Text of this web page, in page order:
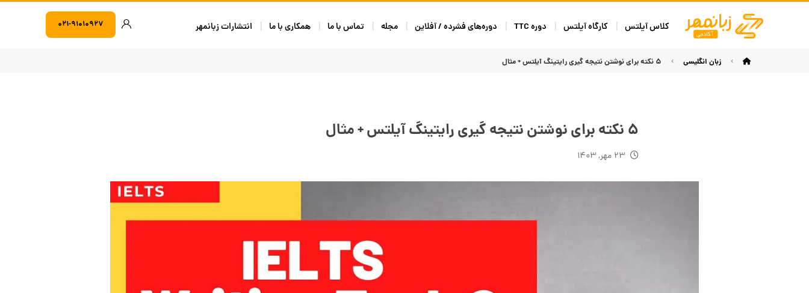
کلاس آیلتس کارگاه آیلتس دوره TTC دوره‌های فشرده / آفلاین مجله تماس با ما همکاری با ما انتشارات زبانمهر ۰۲۱-۹۱۰۱۰۹۲۷
زبان انگلیسی ۵ نکته برای نوشتن نتیجه گیری رایتینگ آیلتس + مثال
۵ نکته برای نوشتن نتیجه گیری رایتینگ آیلتس + مثال
۲۳ مهر, ۱۴۰۳